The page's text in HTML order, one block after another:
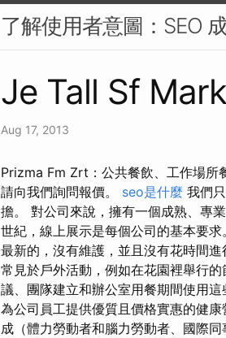
了解使用者意圖：SEO
Je Tall Sf
Aug 17, 2013
Prizma Fm Zrt：公共餐飲、工作場所
請向我們詢問報價。 seo是什麼 我們
擔。 對公司來說，擁有一個成熟、專
世紀，線上展示是每個公司的基本要求
最新的，沒有維護，並且沒有花時間
常見於戶外活動，例如在花園裡舉行的
議、團隊建立和辦公室用餐期間使用這
為公司員工提供優質且價格實惠的健康
成（體力勞動者和腦力勞動者、國際同